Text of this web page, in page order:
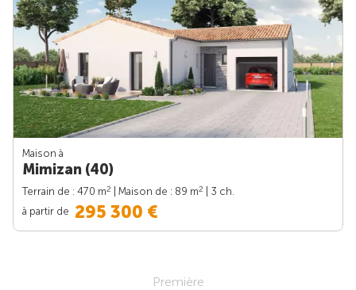
Maison à
Mimizan (40)
Terrain de : 470 m2 | Maison de : 89 m2
| 3 ch.
à partir de 295 300 €
Première